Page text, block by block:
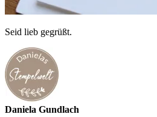
Seid lieb gegrüßt.
Daniela Gundlach